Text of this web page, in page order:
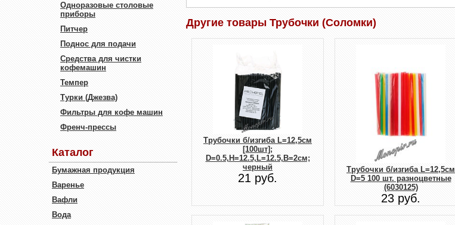
Одноразовые столовые
приборы
Питчер
Поднос для подачи
Средства для чистки
кофемашин
Темпер
Турки (Джезва)
Фильтры для кофе машин
Френч-прессы
Каталог
Бумажная продукция
Варенье
Вафли
Вода
Другие товары Трубочки (Соломки)
Трубочки б/изгиба L=12,5см
[100шт];
D=0.5,H=12.5,L=12.5,B=2см;
черный
21 руб.
Трубочки б/изгиба L=12,5см
D=5 100 шт. разноцветные
(6030125)
23 руб.